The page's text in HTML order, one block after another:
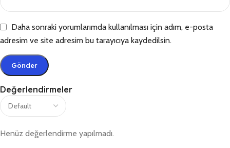
Değerlendirmeler
Henüz değerlendirme yapılmadı.
Daha sonraki yorumlarımda kullanılması için adım, e-posta
adresim ve site adresim bu tarayıcıya kaydedilsin.